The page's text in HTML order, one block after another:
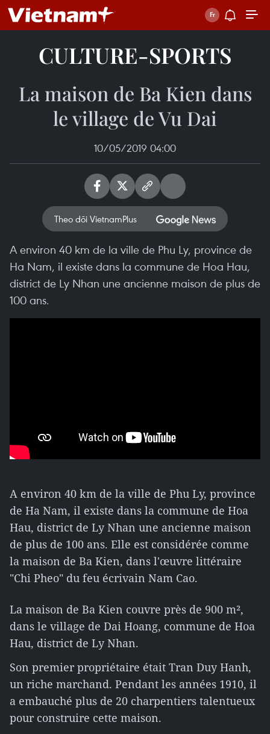
CULTURE-SPORTS
La maison de Ba Kien dans
le village de Vu Dai
10/05/2019 04:00
Theo dõi VietnamPlus
A environ 40 km de la ville de Phu Ly, province de
Ha Nam, il existe dans la commune de Hoa Hau,
district de Ly Nhan une ancienne maison de plus de
100 ans.
A environ 40 km de la ville de Phu Ly, province
de Ha Nam, il existe dans la commune de Hoa
Hau, district de Ly Nhan une ancienne maison
de plus de 100 ans. Elle est considérée comme
la maison de Ba Kien, dans l'œuvre littéraire
"Chi Pheo" du feu écrivain Nam Cao.
La maison de Ba Kien couvre près de 900 m²,
dans le village de Dai Hoang, commune de Hoa
Hau, district de Ly Nhan.
Son premier propriétaire était Tran Duy Hanh,
un riche marchand. Pendant les années 1910, il
a embauché plus de 20 charpentiers talentueux
pour construire cette maison.